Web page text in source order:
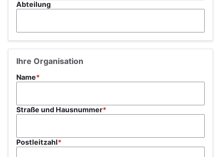
Abteilung
Ihre Organisation
Name
Straße und Hausnummer
Postleitzahl